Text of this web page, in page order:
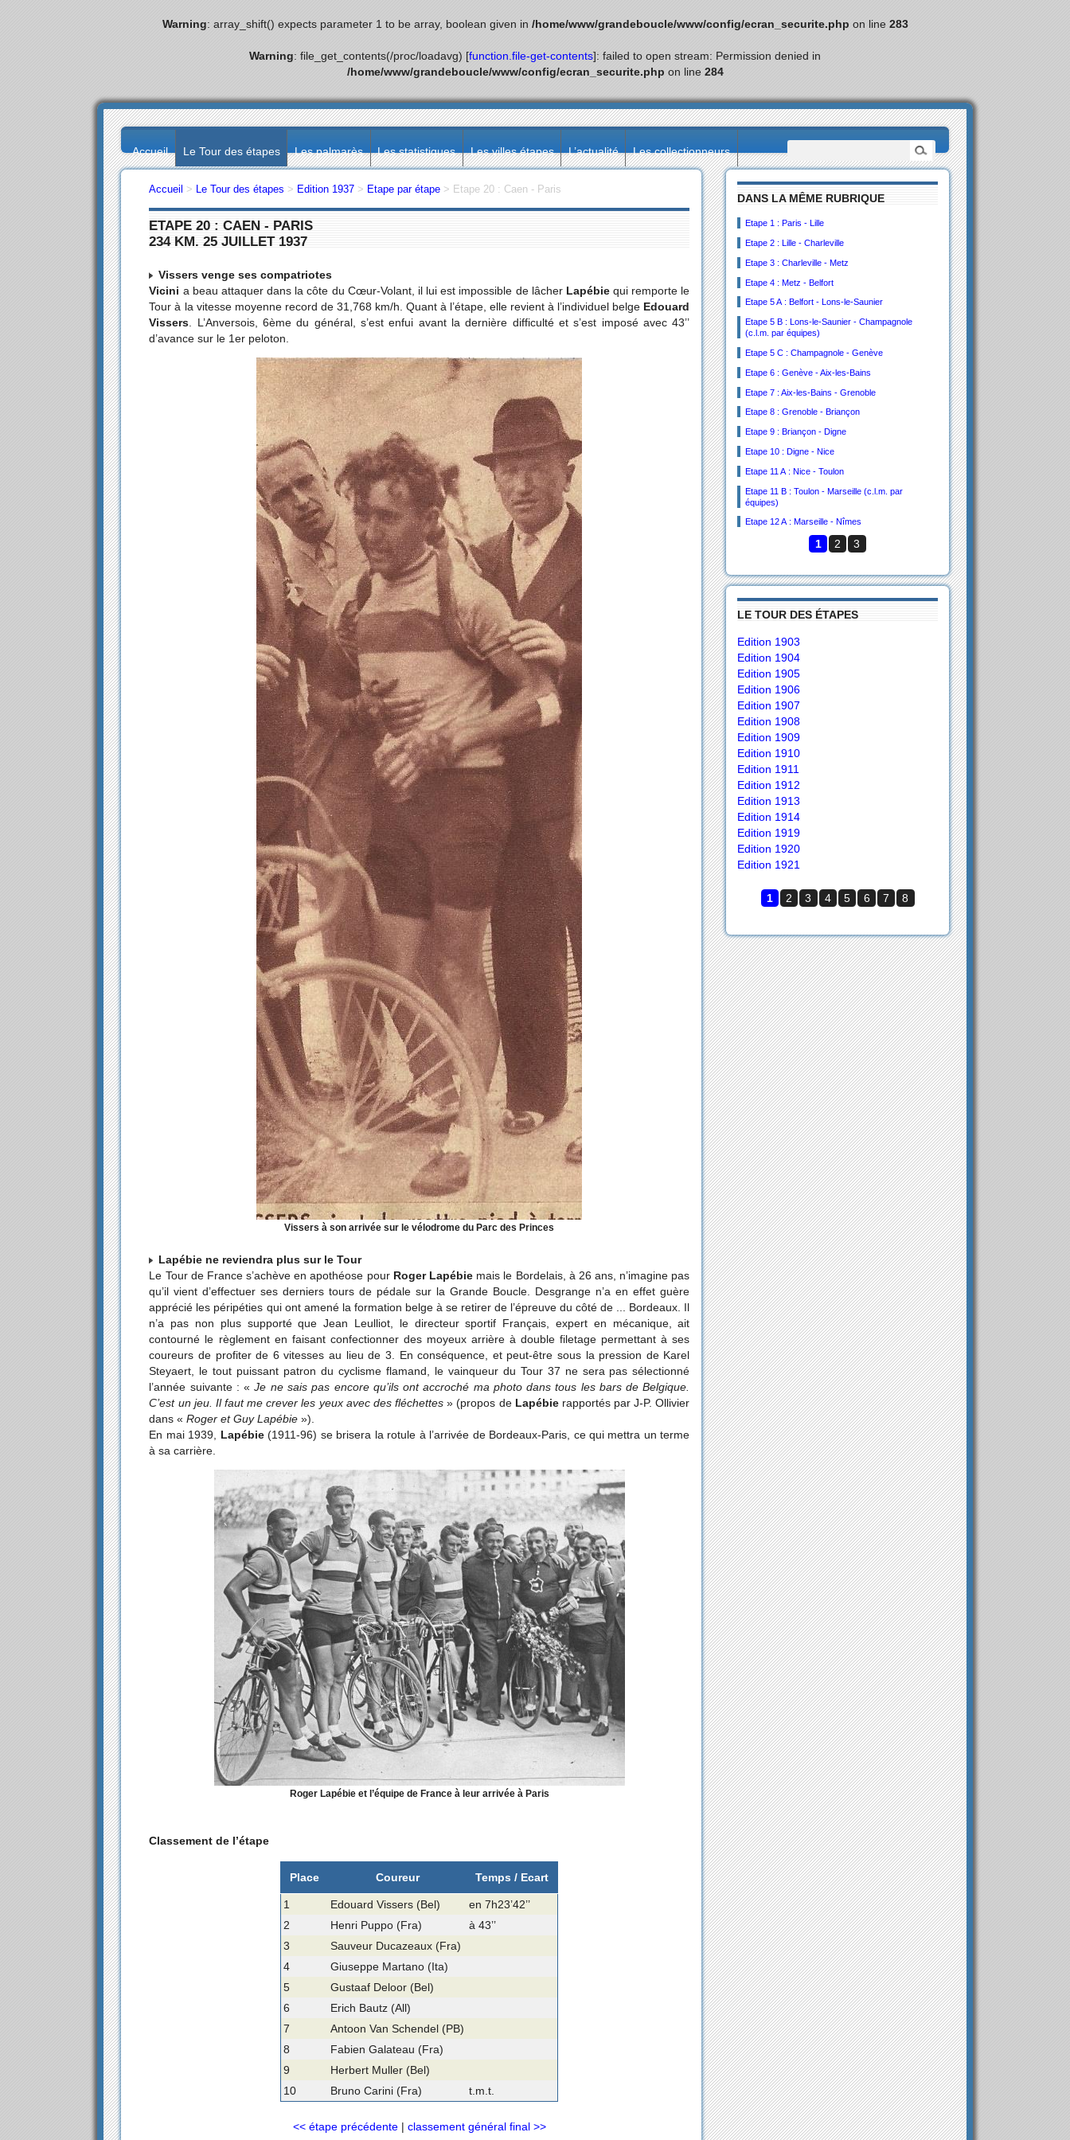
Warning: array_shift() expects parameter 1 to be array, boolean given in /home/www/grandeboucle/www/config/ecran_securite.php on line 283
Warning: file_get_contents(/proc/loadavg) [function.file-get-contents]: failed to open stream: Permission denied in
/home/www/grandeboucle/www/config/ecran_securite.php on line 284
Accueil Le Tour des étapes Les palmarès Les statistiques Les villes étapes L’actualité Les collectionneurs
DANS LA MÊME RUBRIQUE
Etape 1 : Paris - Lille
Etape 2 : Lille - Charleville
Etape 3 : Charleville - Metz
Etape 4 : Metz - Belfort
Etape 5 A : Belfort - Lons-le-Saunier
Etape 5 B : Lons-le-Saunier - Champagnole
(c.l.m. par équipes)
Etape 5 C : Champagnole - Genève
Etape 6 : Genève - Aix-les-Bains
Etape 7 : Aix-les-Bains - Grenoble
Etape 8 : Grenoble - Briançon
Etape 9 : Briançon - Digne
Etape 10 : Digne - Nice
Etape 11 A : Nice - Toulon
Etape 11 B : Toulon - Marseille (c.l.m. par
équipes)
Etape 12 A : Marseille - Nîmes
1 2 3
LE TOUR DES ÉTAPES
Edition 1903
Edition 1904
Edition 1905
Edition 1906
Edition 1907
Edition 1908
Edition 1909
Edition 1910
Edition 1911
Edition 1912
Edition 1913
Edition 1914
Edition 1919
Edition 1920
Edition 1921
1 2 3 4 5 6 7 8
Accueil > Le Tour des étapes > Edition 1937 > Etape par étape > Etape 20 : Caen - Paris
ETAPE 20 : CAEN - PARIS
234 KM. 25 JUILLET 1937
Vissers venge ses compatriotes
Vicini a beau attaquer dans la côte du Cœur-Volant, il lui est impossible de lâcher Lapébiequi remporte le
Tour à la vitesse moyenne record de 31,768 km/h. Quant à l’étape, elle revient à l’individuel belge Edouard
Vissers . L’Anversois, 6ème du général, s’est enfui avant la dernière difficulté et s’est imposé avec 43’’
d’avance sur le 1er peloton.
Vissers à son arrivée sur le vélodrome du Parc des Princes
Lapébie ne reviendra plus sur le Tour
Le Tour de France s’achève en apothéose pour Roger Lapébie mais le Bordelais, à 26 ans, n’imagine pas
qu’il vient d’effectuer ses derniers tours de pédale sur la Grande Boucle. Desgrange n’a en effet guère
apprécié les péripéties qui ont amené la formation belge à se retirer de l’épreuve du côté de ... Bordeaux. Il
n’a pas non plus supporté que Jean Leulliot, le directeur sportif Français, expert en mécanique, ait
contourné le règlement en faisant confectionner des moyeux arrière à double filetage permettant à ses
coureurs de profiter de 6 vitesses au lieu de 3. En conséquence, et peut-être sous la pression de Karel
Steyaert, le tout puissant patron du cyclisme flamand, le vainqueur du Tour 37 ne sera pas sélectionné
l’année suivante : «Je ne sais pas encore qu’ils ont accroché ma photo dans tous les bars de Belgique.
C’est un jeu. Il faut me crever les yeux avec des fléchettes » (propos de Lapébierapportés par J-P. Ollivier
dans «Roger et Guy Lapébie »).
En mai 1939, Lapébie(1911-96) se brisera la rotule à l’arrivée de Bordeaux-Paris, ce qui mettra un terme
à sa carrière.
Roger Lapébie et l’équipe de France à leur arrivée à Paris
Classement de l’étape
Place Coureur Temps / Ecart
1 Edouard Vissers (Bel)
en 7h23’42’’
2
Henri Puppo (Fra)
à 43’’
3
Sauveur Ducazeaux (Fra)
4
Giuseppe Martano (Ita)
5
Gustaaf Deloor (Bel)
6
Erich Bautz (All)
7
Antoon Van Schendel (PB)
8
Fabien Galateau (Fra)
9
Herbert Muller (Bel)
10
Bruno Carini (Fra) t.m.t.
<< étape précédente| classement général final >>